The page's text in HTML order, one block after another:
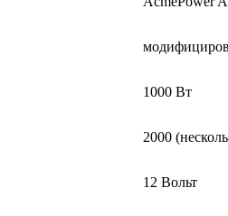
1000 Вт
2000
12 Вольт